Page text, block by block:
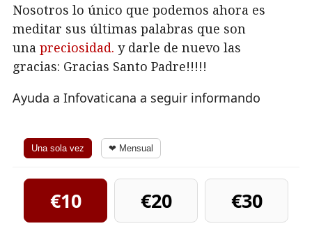
Nosotros lo único que podemos ahora es
meditar sus últimas palabras que son
una preciosidad. y darle de nuevo las
gracias: Gracias Santo Padre!!!!!
Ayuda a Infovaticana a seguir informando
Una sola vez ❤ Mensual
€10 €20
€30